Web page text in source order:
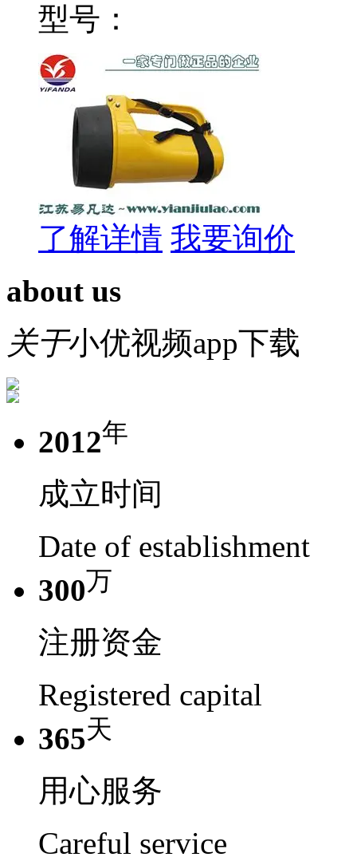
型号：
了解详情 我要询价
about us
关于小优视频app下载
2012年
成立时间
Date of establishment
300万
注册资金
Registered capital
365天
用心服务
Careful service